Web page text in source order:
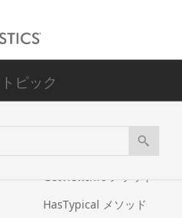
ピック
ition メソッド
GetSpecificHighlightingIn
fo メソッド
GetTypicalBasedOn メソッ
GetViewInfo メソッド
HasTypical メソッド